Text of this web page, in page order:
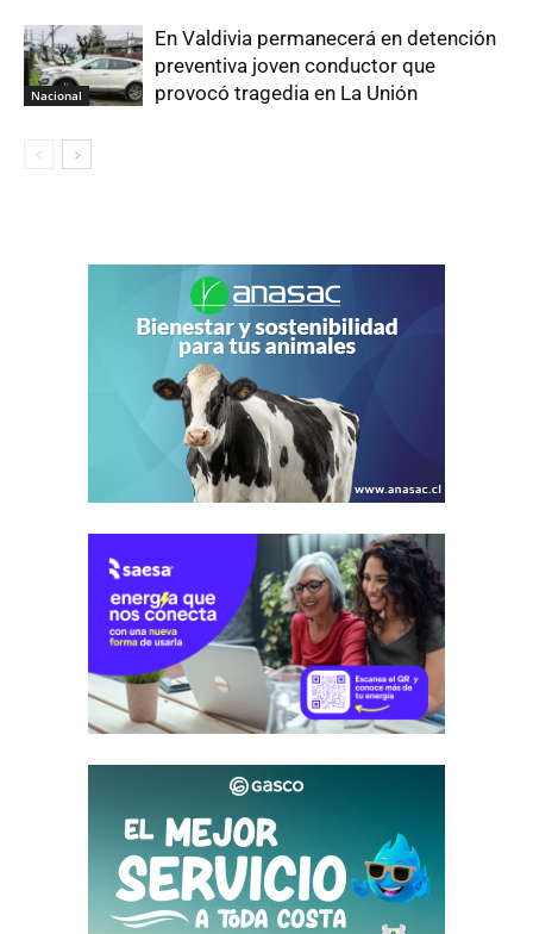
Nacional
En Valdivia permanecerá en detención
preventiva joven conductor que
provocó tragedia en La Unión